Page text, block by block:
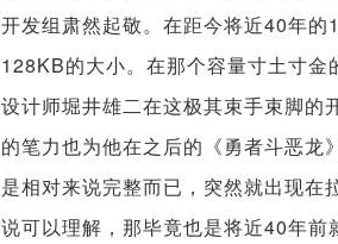
开发组肃然起敬。在距今将近40年
128KB的大小。在那个容量寸土寸
设计师堀井雄二在这极其束手束脚的
的笔力也为他在之后的《勇者斗恶龙
是相对来说完整而已，突然就出现在
说可以理解，那毕竟也是将近40年前